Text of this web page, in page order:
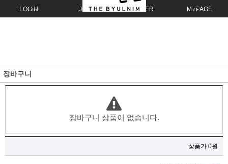
LOGIN JOIN ORDER MYPAGE
장바구니
장바구니 상품이 없습니다.
상품가 0원